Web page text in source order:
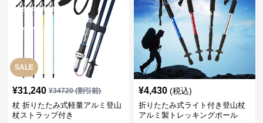
SALE
¥31,240 ¥34720(割引前)
杖 折りたたみ式軽量アルミ登山
杖ストラップ付き
¥4,430 (税込)
折りたたみ式ライト付き登山杖
アルミ製トレッキングポール